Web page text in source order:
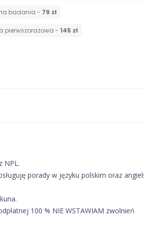
badania - 79 zł
pierwszorazowa - 145 zł
NPL.
porady w języku polskim oraz
100 % NIE WSTAWIAM zwolnień